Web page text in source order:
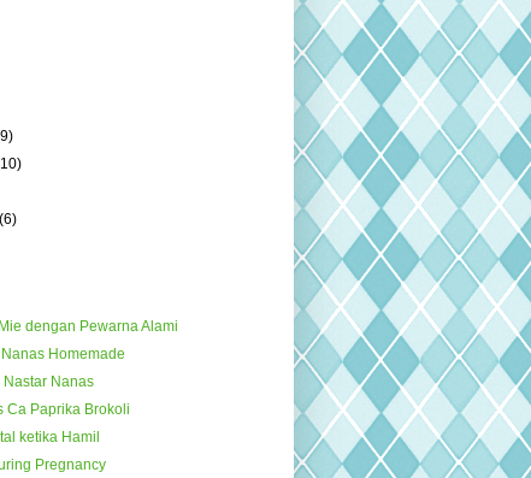
(6)
dengan Pewarna Alami
Homemade
Nastar Nanas
Ca Paprika Brokoli
ketika Hamil
Pregnancy